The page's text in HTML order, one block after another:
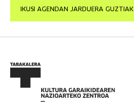
IKUSI AGENDAN JARDUERA GUZTIAK